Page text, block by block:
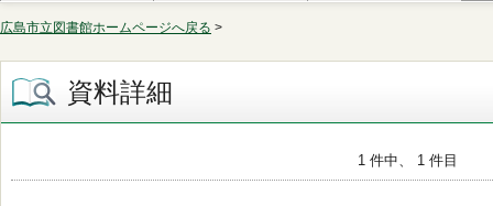
広島市立図書館ホームページへ戻る >
資料詳細
1 件中、 1 件目